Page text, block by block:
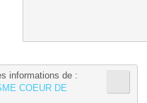
informations de :
COEUR DE